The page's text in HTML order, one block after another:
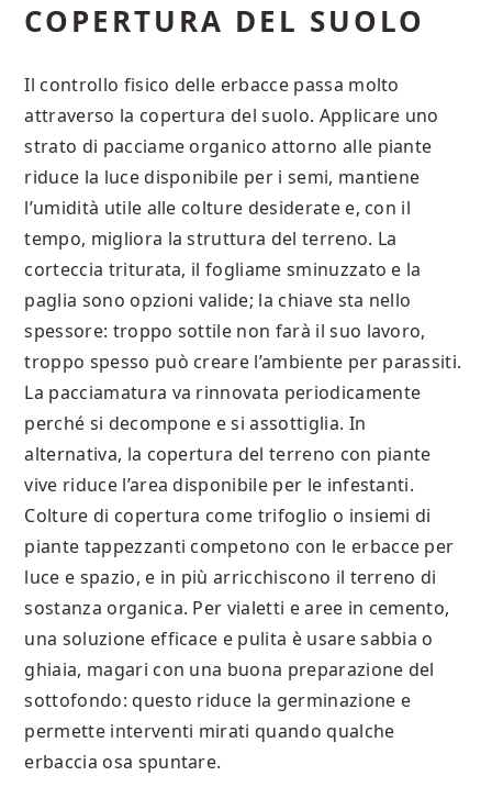
COPERTURA DEL SUOLO
Il controllo fisico delle erbacce passa molto
attraverso la copertura del suolo. Applicare uno
strato di pacciame organico attorno alle piante
riduce la luce disponibile per i semi, mantiene
l’umidità utile alle colture desiderate e, con il
tempo, migliora la struttura del terreno. La
corteccia triturata, il fogliame sminuzzato e la
paglia sono opzioni valide; la chiave sta nello
spessore: troppo sottile non farà il suo lavoro,
troppo spesso può creare l’ambiente per parassiti.
La pacciamatura va rinnovata periodicamente
perché si decompone e si assottiglia. In
alternativa, la copertura del terreno con piante
vive riduce l’area disponibile per le infestanti.
Colture di copertura come trifoglio o insiemi di
piante tappezzanti competono con le erbacce per
luce e spazio, e in più arricchiscono il terreno di
sostanza organica. Per vialetti e aree in cemento,
una soluzione efficace e pulita è usare sabbia o
ghiaia, magari con una buona preparazione del
sottofondo: questo riduce la germinazione e
permette interventi mirati quando qualche
erbaccia osa spuntare.